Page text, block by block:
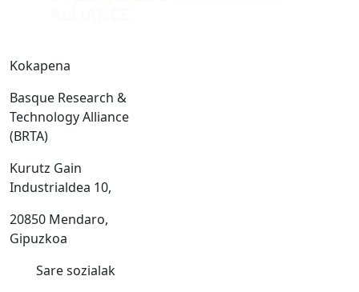
Kokapena
Basque Research &
Technology Alliance
(BRTA)
Kurutz Gain
Industrialdea 10,
20850 Mendaro,
Gipuzkoa
Sare sozialak